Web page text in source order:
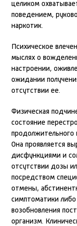
целиком
поведением,
наркотик.
Психическое
мыслях о
настроении,
ожидании
отсутствии ее.
Физическая
состояние
продолжительного
Она проявляется
дисфункциями и
отсутствии дозы
посредством
отмены,
симптоматики
возобновления
организм.